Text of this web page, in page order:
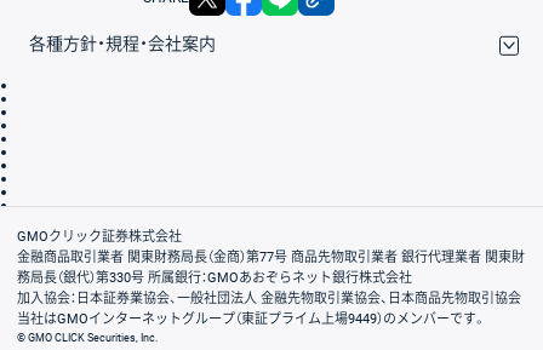
各種方針・規程・会社案内
会社案内
GMOクリック証券株式会社
金融商品取引業者 関東財務局長（金商）第77号 商品先物取引業者 銀行代理業者 関東財
務局長（銀代）第330号 所属銀行：GMOあおぞらネット銀行株式会社
加入協会：日本証券業協会、一般社団法人 金融先物取引業協会、日本商品先物取引協会
当社はGMOインターネットグループ（東証プライム上場9449）のメンバーです。
© GMO CLICK Securities, Inc.